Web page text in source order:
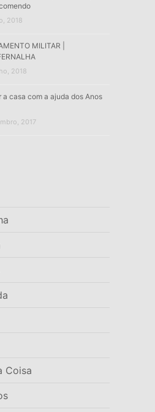
2018
MILITAR |
2018
a casa com a ajuda dos Anos
2017
Coisa